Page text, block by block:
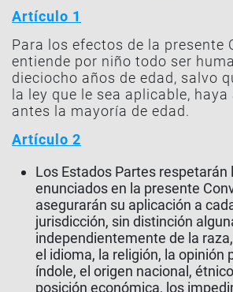
Artículo 1
Para los efectos de la presente
entiende por niño todo ser
dieciocho años de edad, salvo
la ley que le sea aplicable,
antes la mayoría de edad.
Artículo 2
Los Estados Partes respetarán
enunciados en la presente
asegurarán su aplicación a
jurisdicción, sin distinción
independientemente de la
el idioma, la religión, la opinión
índole, el origen nacional,
posición económica, los